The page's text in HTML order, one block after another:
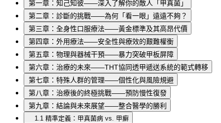
第一章：知己知彼——深入了解你的敵人「甲真菌」
第二章：診斷的挑戰——為何「看一眼」遠遠不夠？
第三章：全身性口服療法——黃金標準及其高昂代價
第四章：外用療法——安全性與療效的艱難權衡
第五章：物理與器械干預——暴力突破甲板屏障
第六章：治療的未來——THT協同透甲遞送系統的範式轉移
第七章：特殊人群的管理——個性化與風險規避
第八章：治療後的終極挑戰——預防慢性復發
第九章：結論與未來展望——整合醫學的勝利
1.1 精準定義：甲真菌病 vs. 甲癬